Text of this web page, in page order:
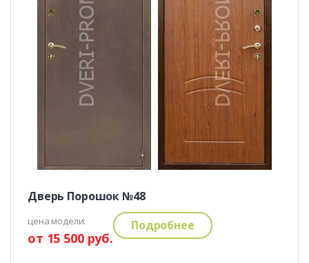
Дверь Порошок №48
цена модели:
от 15 500 руб.
Подробнее